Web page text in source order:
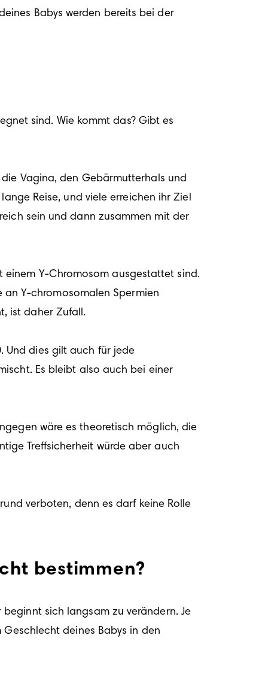
Babys werden bereits bei der
sind. Wie kommt das? Gibt es
Vagina, den Gebärmutterhals und
Reise, und viele erreichen ihr Ziel
sein und dann zusammen mit der
einem Y-Chromosom ausgestattet sind.
Y-chromosomalen Spermien
ist daher Zufall.
Und dies gilt auch für jede
Es bleibt also auch bei einer
wäre es theoretisch möglich, die
Treffsicherheit würde aber auch
verboten, denn es darf keine Rolle
bestimmen?
sich langsam zu verändern. Je
deines Babys in den